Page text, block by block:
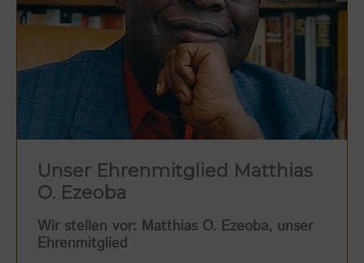
Unser Ehrenmitglied Matthias
O. Ezeoba
Wir stellen vor: Matthias O. Ezeoba, unser
Ehrenmitglied